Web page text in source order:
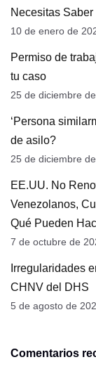
Necesitas Saber
10 de enero de
Permiso de
tu caso
25 de diciembre
‘Persona
de asilo?
25 de diciembre
EE.UU. No
Venezolanos,
Qué Pueden
7 de octubre de
Irregularidades
CHNV del DHS
5 de agosto de
Comentarios